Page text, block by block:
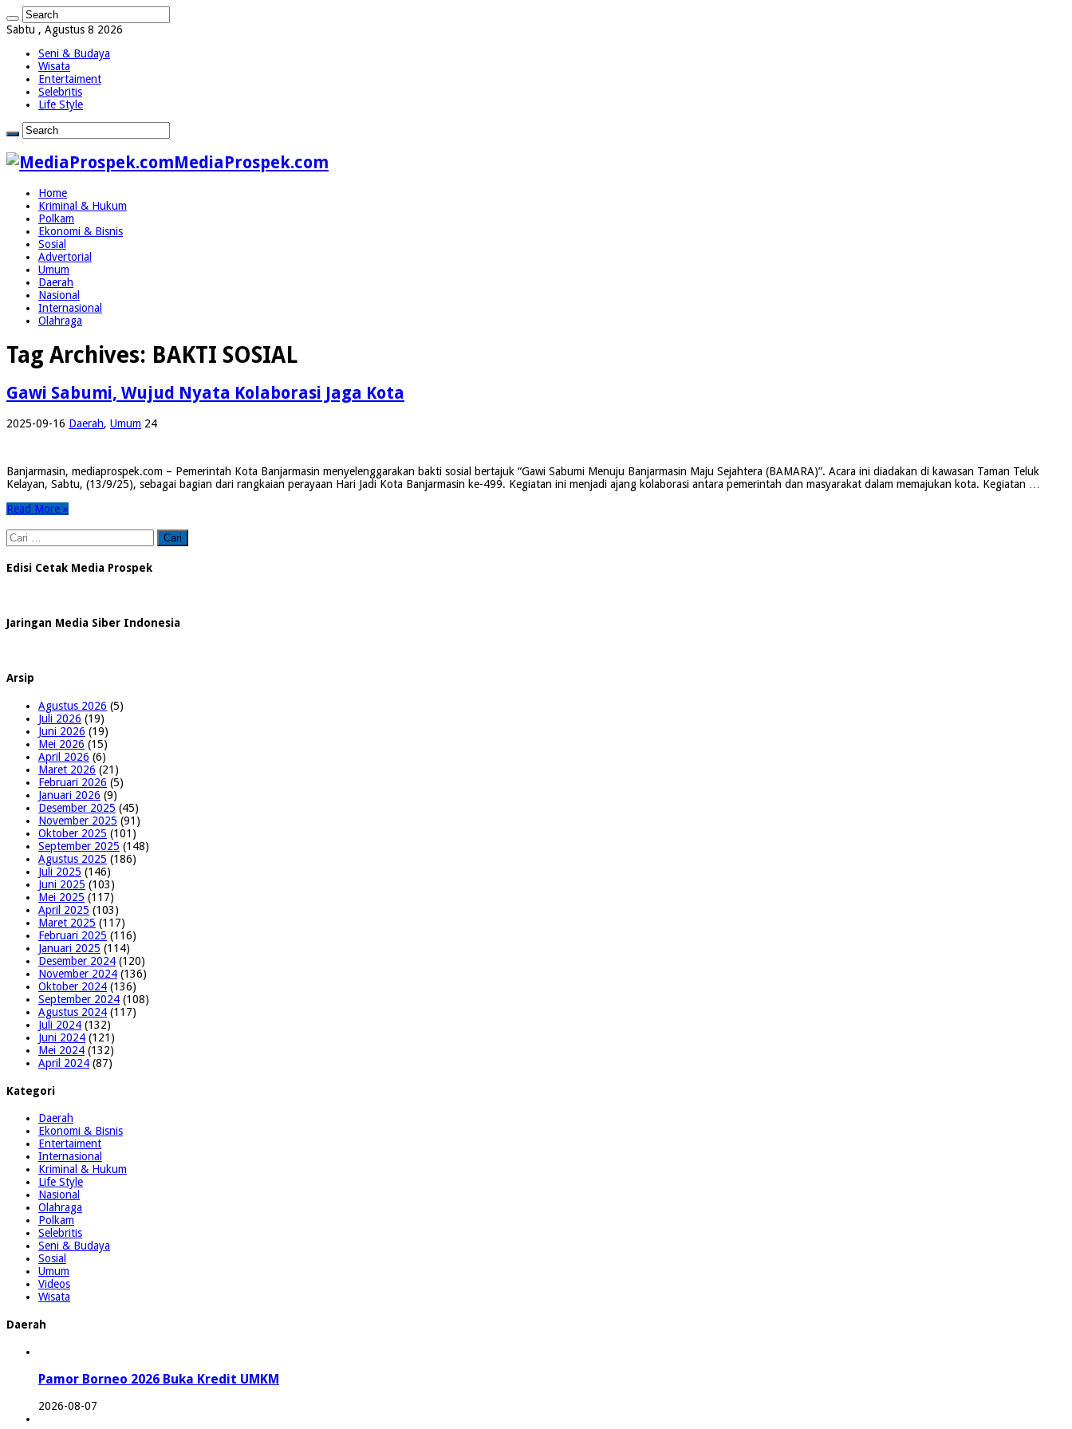
Sabtu , Agustus 8 2026
Seni & Budaya
Wisata
Entertaiment
Selebritis
Life Style
MediaProspek.com
Home
Kriminal & Hukum
Polkam
Ekonomi & Bisnis
Sosial
Advertorial
Umum
Daerah
Nasional
Internasional
Olahraga
Tag Archives: BAKTI SOSIAL
Gawi Sabumi, Wujud Nyata Kolaborasi Jaga Kota
2025-09-16 Daerah, Umum 24
Banjarmasin, mediaprospek.com – Pemerintah Kota Banjarmasin menyelenggarakan bakti sosial bertajuk “Gawi Sabumi Menuju Banjarmasin Maju Sejahtera (BAMARA)”. Acara ini diadakan di kawasan Taman Teluk
Kelayan, Sabtu, (13/9/25), sebagai bagian dari rangkaian perayaan Hari Jadi Kota Banjarmasin ke-499. Kegiatan ini menjadi ajang kolaborasi antara pemerintah dan masyarakat dalam memajukan kota. Kegiatan …
Read More »
Cari
untuk:
Edisi Cetak Media Prospek
Jaringan Media Siber Indonesia
Arsip
Agustus 2026 (5)
Juli 2026 (19)
Juni 2026 (19)
Mei 2026 (15)
April 2026 (6)
Maret 2026 (21)
Februari 2026 (5)
Januari 2026 (9)
Desember 2025 (45)
November 2025 (91)
Oktober 2025 (101)
September 2025 (148)
Agustus 2025 (186)
Juli 2025 (146)
Juni 2025 (103)
Mei 2025 (117)
April 2025 (103)
Maret 2025 (117)
Februari 2025 (116)
Januari 2025 (114)
Desember 2024 (120)
November 2024 (136)
Oktober 2024 (136)
September 2024 (108)
Agustus 2024 (117)
Juli 2024 (132)
Juni 2024 (121)
Mei 2024 (132)
April 2024 (87)
Kategori
Daerah
Ekonomi & Bisnis
Entertaiment
Internasional
Kriminal & Hukum
Life Style
Nasional
Olahraga
Polkam
Selebritis
Seni & Budaya
Sosial
Umum
Videos
Wisata
Daerah
Pamor Borneo 2026 Buka Kredit UMKM
2026-08-07